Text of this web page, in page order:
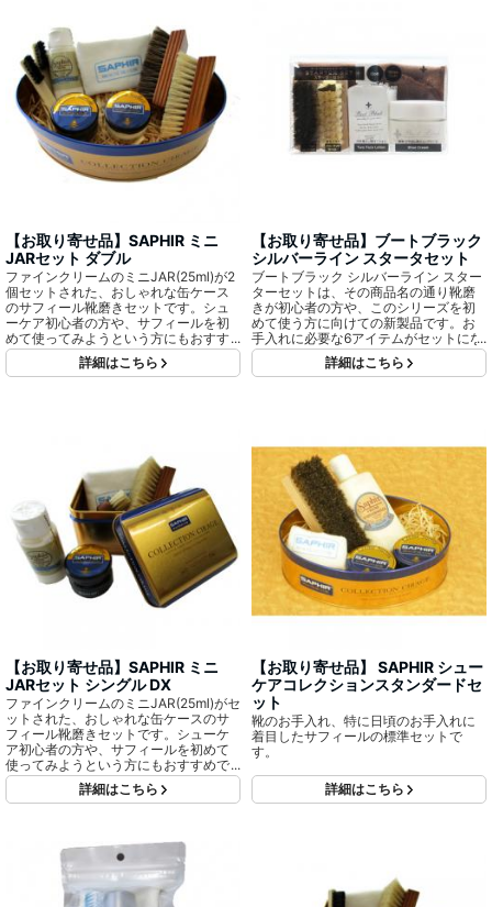
【お取り寄せ品】SAPHIR ミニ
JARセット ダブル
ファインクリームのミニJAR(25ml)が2
個セットされた、おしゃれな缶ケース
のサフィール靴磨きセットです。シュ
ーケア初心者の方や、サフィールを初
めて使ってみようという方にもおすす
めです。ギフトなどにも最適です。
詳細はこちら
【お取り寄せ品】ブートブラック
シルバーライン スタータセット
ブートブラック シルバーライン スター
ターセットは、その商品名の通り靴磨
きが初心者の方や、このシリーズを初
めて使う方に向けての新製品です。お
手入れに必要な6アイテムがセットにな
っています。
詳細はこちら
【お取り寄せ品】SAPHIR ミニ
JARセット シングル DX
ファインクリームのミニJAR(25ml)がセ
ットされた、おしゃれな缶ケースのサ
フィール靴磨きセットです。シューケ
ア初心者の方や、サフィールを初めて
使ってみようという方にもおすすめで
す。ギフトなどにも最適です。
詳細はこちら
【お取り寄せ品】 SAPHIR シュー
ケアコレクションスタンダードセ
ット
靴のお手入れ、特に日頃のお手入れに
着目したサフィールの標準セットで
す。
詳細はこちら